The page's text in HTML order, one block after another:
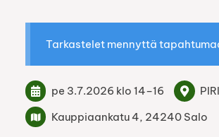
Tarkastelet mennyttä
pe 3.7.2026 klo 14–16
Kauppiaankatu 4, 24240 Salo